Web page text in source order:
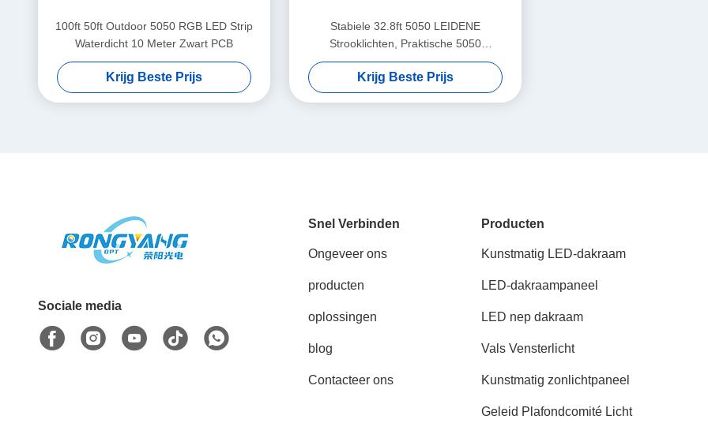
100ft 50ft Outdoor 5050 RGB LED Strip
Waterdicht 10 Meter Zwart PCB
Krijg Beste Prijs
Stabiele 32.8ft 5050 LEIDENE
Strooklichten, Praktische 5050
Waterdichte LEIDENE Strook
Krijg Beste Prijs
Sociale media
Snel Verbinden
Ongeveer ons
producten
oplossingen
blog
Contacteer ons
Producten
Kunstmatig LED-dakraam
LED-dakraampaneel
LED nep dakraam
Vals Vensterlicht
Kunstmatig zonlichtpaneel
Geleid Plafondcomité Licht